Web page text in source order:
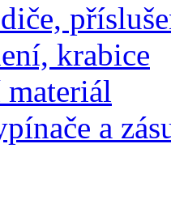
krabice
a